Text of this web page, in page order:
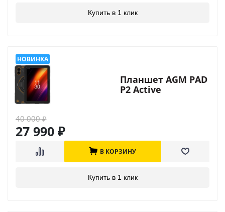
Купить в 1 клик
Планшет AGM PAD
P2 Active
40 000₽
27 990 ₽
В КОРЗИНУ
Купить в 1 клик